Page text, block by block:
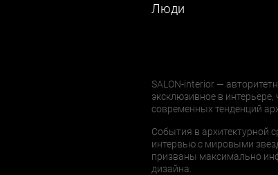
Люди
SALON-interior —
эксклюзивное в
современных тенденций
События в архитектурной
интервью с мировыми
призваны максимально
дизайна.